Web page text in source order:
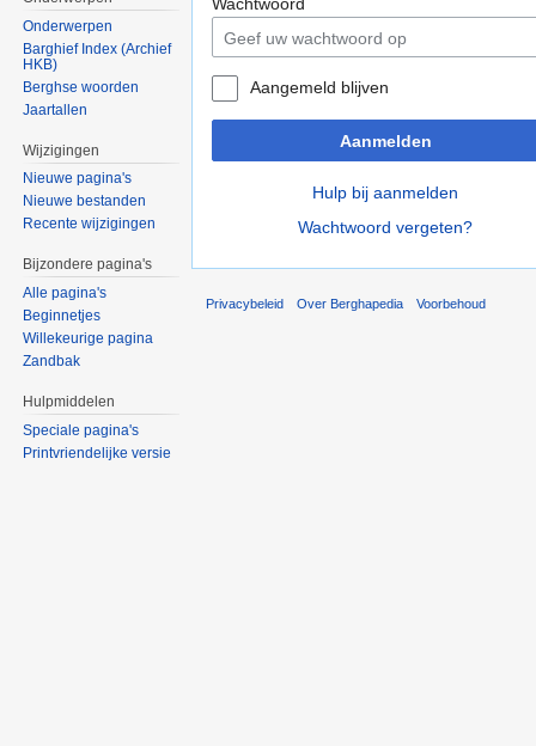
Aangemeld blijven
Aanmelden
Hulp bij aanmelden
Wachtwoord vergeten?
Onderwerpen
Barghief Index (Archief
HKB)
Berghse woorden
Jaartallen
Wijzigingen
Nieuwe pagina's
Nieuwe bestanden
Recente wijzigingen
Bijzondere pagina's
Alle pagina's
Beginnetjes
Willekeurige pagina
Zandbak
Hulpmiddelen
Speciale pagina's
Printvriendelijke versie
Privacybeleid Over Berghapedia Voorbehoud